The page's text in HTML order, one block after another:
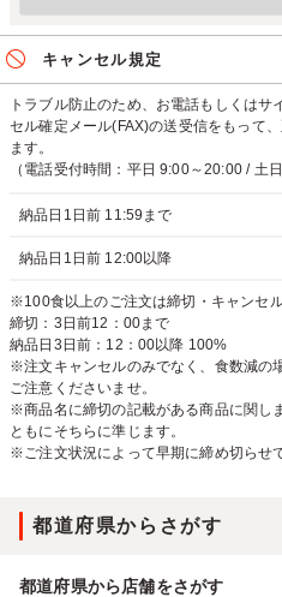
キャンセル規定
トラブル防止のため、お電話もしくは
セル確定メール(FAX)の送受信をもって
ます。
（電話受付時間：平日 9:00～20:00 / 土
納品日1日前 11:59まで
納品日1日前 12:00以降
※100食以上のご注文は締切・キャンセル
締切：3日前12：00まで
納品日3日前：12：00以降 100%
※注文キャンセルのみでなく、食数減の
ご注意くださいませ。
※商品名に締切の記載がある商品に関し
ともにそちらに準じます。
※ご注文状況によって早期に締め切らせ
都道府県からさがす
都道府県から店舗をさがす